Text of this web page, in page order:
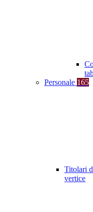
Personale 165
Titolari
vertice